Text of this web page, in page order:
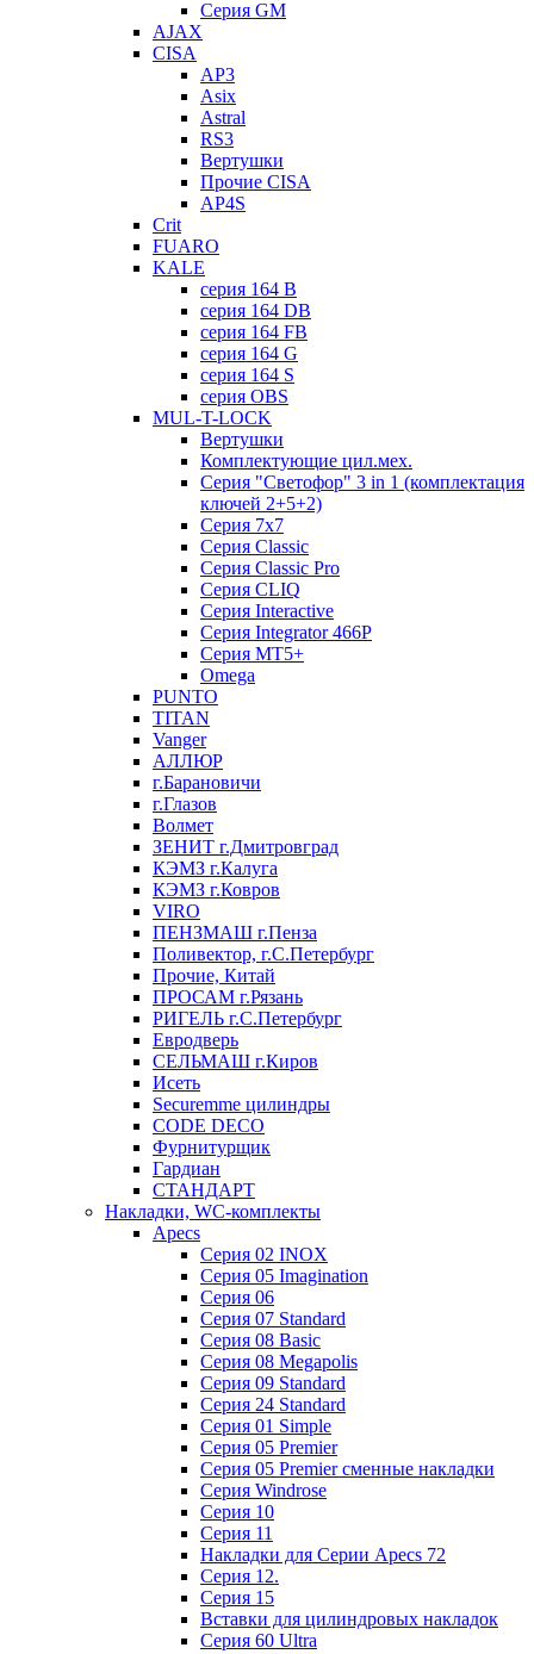
Серия GM
AJAX
CISA
AP3
Asix
Astral
RS3
Вертушки
Прочие CISA
AP4S
Crit
FUARO
KALE
серия 164 B
серия 164 DB
серия 164 FB
серия 164 G
серия 164 S
серия OBS
MUL-T-LOCK
Вертушки
Комплектующие цил.мех.
Серия "Светофор" 3 in 1 (комплектация
ключей 2+5+2)
Серия 7х7
Серия Classic
Серия Classic Pro
Серия CLIQ
Серия Interactive
Серия Integrator 466P
Серия MT5+
Omega
PUNTO
TITAN
Vanger
АЛЛЮР
г.Барановичи
г.Глазов
Волмет
ЗЕНИТ г.Дмитровград
КЭМЗ г.Калуга
КЭМЗ г.Ковров
VIRO
ПЕНЗМАШ г.Пенза
Поливектор, г.С.Петербург
Прочие, Китай
ПРОСАМ г.Рязань
РИГЕЛЬ г.С.Петербург
Евродверь
СЕЛЬМАШ г.Киров
Исеть
Securemme цилиндры
CODE DECO
Фурнитурщик
Гардиан
СТАНДАРТ
Накладки, WC-комплекты
Apecs
Cерия 02 INOX
Cерия 05 Imagination
Cерия 06
Cерия 07 Standard
Cерия 08 Basic
Cерия 08 Megapolis
Cерия 09 Standard
Cерия 24 Standard
Серия 01 Simple
Серия 05 Premier
Серия 05 Premier сменные накладки
Cерия Windrose
Серия 10
Серия 11
Накладки для Серии Apecs 72
Серия 12.
Серия 15
Вставки для цилиндровых накладок
Серия 60 Ultra